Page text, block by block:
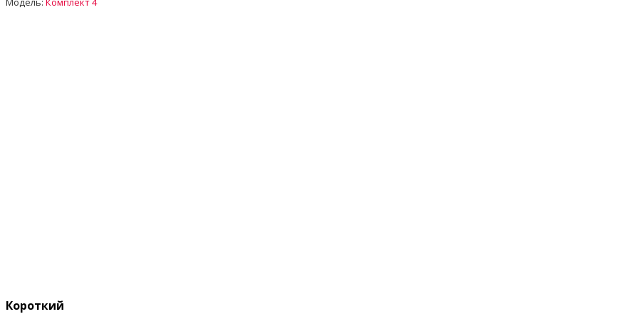
Короткий опис